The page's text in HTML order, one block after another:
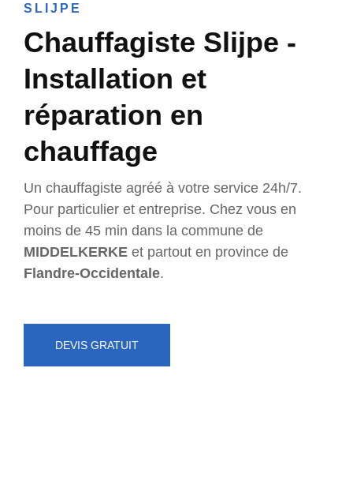
SLIJPE
Chauffagiste Slijpe -
Installation et
réparation en
chauffage
Un chauffagiste agréé à votre service 24h/7.
Pour particulier et entreprise. Chez vous en
moins de 45 min dans la commune de
MIDDELKERKE et partout en province de
Flandre-Occidentale.
DEVIS GRATUIT